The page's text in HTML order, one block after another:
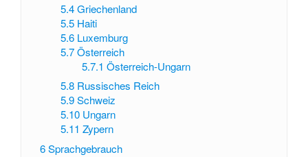
5.4 Griechenland
5.5 Haiti
5.6 Luxemburg
5.7 Österreich
5.7.1 Österreich-Ungarn
5.8 Russisches Reich
5.9 Schweiz
5.10 Ungarn
5.11 Zypern
6Sprachgebrauch